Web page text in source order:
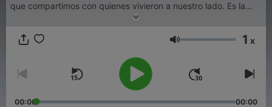
que compartimos con quienes vivieron a nuestro lado. Es la
música el medio por el cual podemos regresar a vivir.
Volumen 1 x
00:00 00:00